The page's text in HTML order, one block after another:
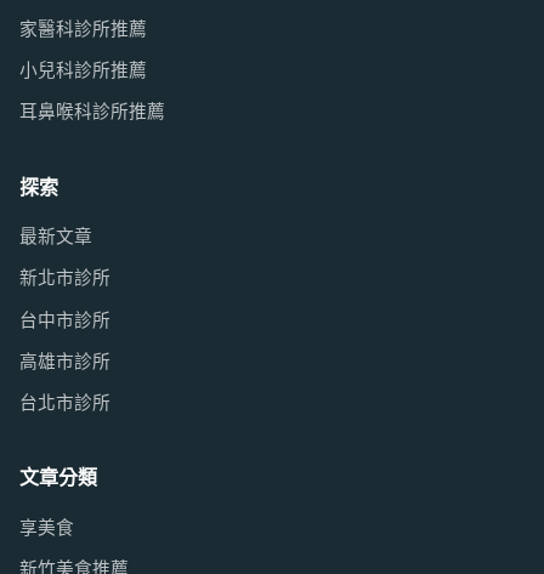
家醫科診所推薦
小兒科診所推薦
耳鼻喉科診所推薦
探索
最新文章
新北市診所
台中市診所
高雄市診所
台北市診所
文章分類
享美食
新竹美食推薦